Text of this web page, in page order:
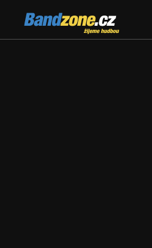
Bandzone.cz
žijeme hudbou